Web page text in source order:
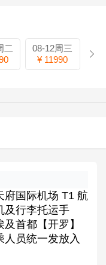
二
08-12周三
¥ 11990
府国际机场 T1 航
及行李托运手
首都【开罗】
人员统一发放入